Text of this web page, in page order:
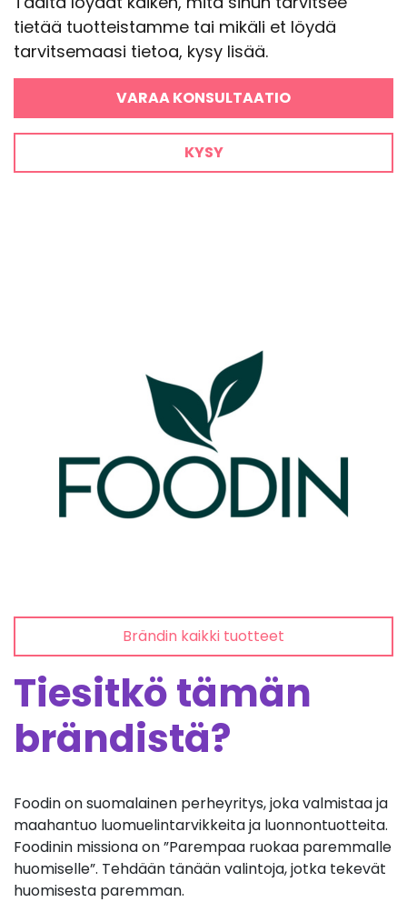
tietää tuotteistamme tai mikäli et löydä
tarvitsemaasi tietoa, kysy lisää.
VARAA KONSULTAATIO
KYSY
Brändin kaikki tuotteet
Tiesitkö tämän
brändistä?
Foodin on suomalainen perheyritys, joka valmistaa ja
maahantuo luomuelintarvikkeita ja luonnontuotteita.
Foodinin missiona on ”Parempaa ruokaa paremmalle
huomiselle”. Tehdään tänään valintoja, jotka tekevät
huomisesta paremman.